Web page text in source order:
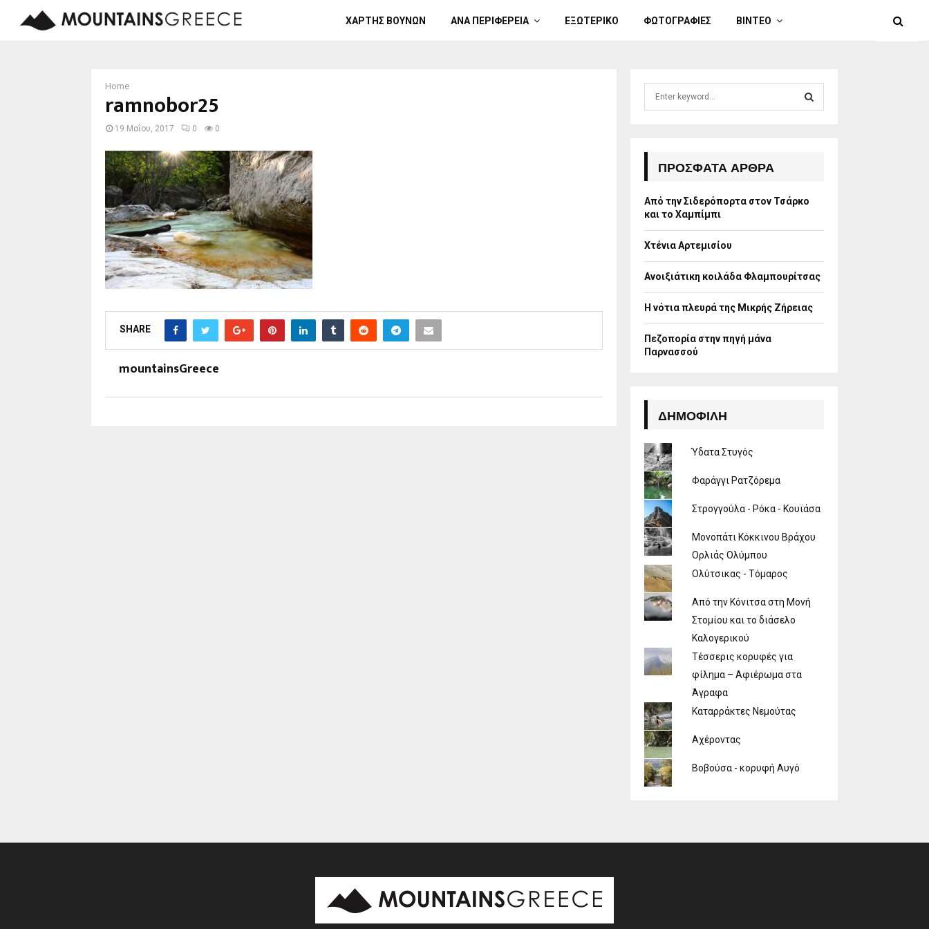
ΧΑΡΤΗΣ ΒΟΥΝΩΝ ΑΝΑ ΠΕΡΙΦΕΡΕΙΑ ΕΞΩΤΕΡΙΚΟ ΦΩΤΟΓΡΑΦΙΕΣ ΒΙΝΤΕΟ
Home
ramnobor25
19 Μαΐου, 2017 0 0
SHARE
mountainsGreece
r
:
R
H
ΠΡΌΣΦΑΤΑ ΆΡΘΡΑ
Από την Σιδερόπορτα στον Τσάρκο
και το Χαμπίμπι
Χτένια Αρτεμισίου
Ανοιξιάτικη κοιλάδα Φλαμπουρίτσας
Η νότια πλευρά της Μικρής Ζήρειας
Πεζοπορία στην πηγή μάνα
Παρνασσού
ΔΗΜΟΦΙΛΉ
Ύδατα Στυγός
Φαράγγι Ρατζόρεμα
Στρογγούλα - Ρόκα - Κουϊάσα
Μονοπάτι Κόκκινου Βράχου
Ορλιάς Ολύμπου
Ολύτσικας - Τόμαρος
Από την Κόνιτσα στη Μονή
Στομίου και το διάσελο
Καλογερικού
Τέσσερις κορυφές για
φίλημα – Αφιέρωμα στα
Άγραφα
Καταρράκτες Νεμούτας
Αχέροντας
Βοβούσα - κορυφή Αυγό